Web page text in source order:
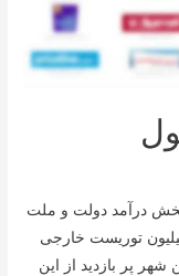
بخش درآمد دولت و ملت
محسوب می‌شود و هر ساله بالغ بر 12 میلیون توریست خارجی
پر بازدید از این